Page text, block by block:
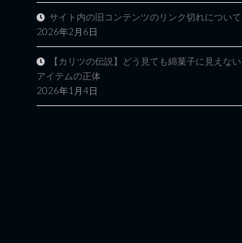
サイト内の旧コンテンツのリンク切れについて
2026年2月6日
【カリツの伝説】どう見ても綿菓子に見えない
アイテムの正体
2026年1月4日